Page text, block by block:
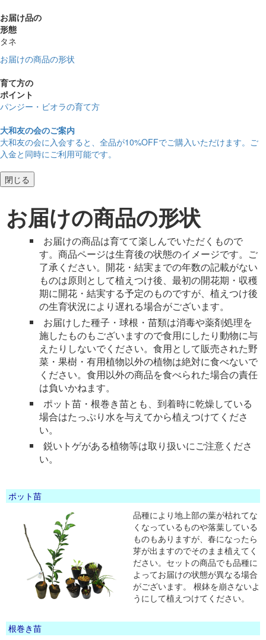
お届け品の
形態
タネ
お届けの商品の形状
育て方の
ポイント
パンジー・ビオラの育て方
大和友の会のご案内
大和友の会に入会すると、 全品が10%OFFでご購入いただけます。ご
入金と同時にご利用可能です。
閉じる
お届けの商品の形状
お届けの商品は育てて楽しんでいただくもので
す。商品ページは生育後の状態のイメージです。ご
了承ください。開花・結実までの年数の記載がない
ものは原則として植えつけ後、最初の開花期・収穫
期に開花・結実する予定のものですが、植えつけ後
の生育状況により遅れる場合がございます。
お届けした種子・球根・苗類は消毒や薬剤処理を
施したものもございますので食用にしたり動物に与
えたりしないでください。食用として販売された野
菜・果樹・有用植物以外の植物は絶対に食べないで
ください。食用以外の商品を食べられた場合の責任
は負いかねます。
ポット苗・根巻き苗とも、到着時に乾燥している
場合はたっぷり水を与えてから植えつけてくださ
い。
鋭いトゲがある植物等は取り扱いにご注意くださ
い。
ポット苗
品種により地上部の葉が枯れてな
くなっているものや落葉している
ものもありますが、春になったら
芽が出ますのでそのまま植えてく
ださい。セットの商品でも品種に
よってお届けの状態が異なる場合
がございます。 根鉢を崩さないよ
うにして植えつけてください。
根巻き苗